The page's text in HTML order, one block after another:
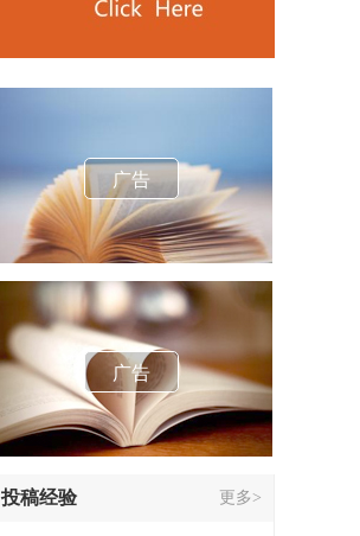
广告
广告
投稿经验 更多>